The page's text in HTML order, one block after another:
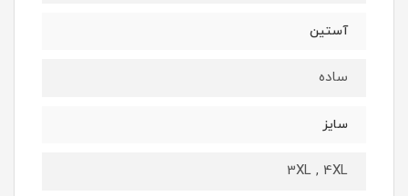
آستین
ساده
سایز
3XL , 4XL